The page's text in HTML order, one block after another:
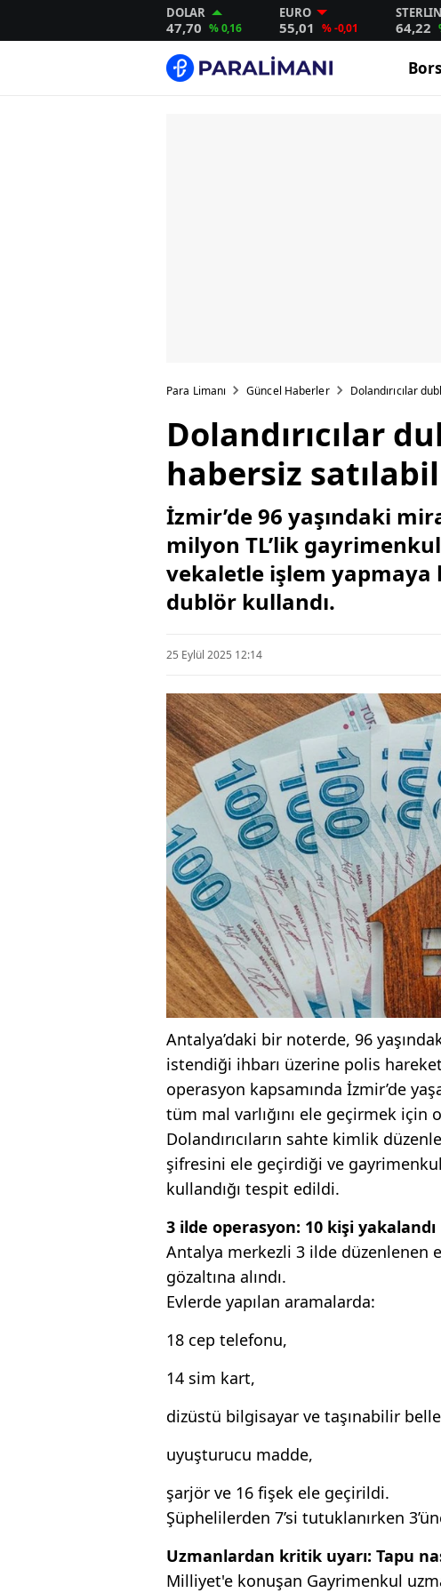
DOLAR
47,70 % 0,16
EURO
55,01 % -0,01
STERLIN
64,22
Para Limanı Güncel Haberler Dolandırıcılar
Dolandırıcılar
habersiz
İzmir’de 96 yaşındaki
milyon TL’lik
vekaletle işlem yapmaya
dublör kullandı.
25 Eylül 2025 12:14
Antalya’daki bir noterde, 96
istendiği ihbarı üzerine polis
operasyon kapsamında İzmir’de
tüm mal varlığını ele geçirmek için
Dolandırıcıların sahte kimlik
şifresini ele geçirdiği ve
kullandığı tespit edildi.
3 ilde operasyon: 10 kişi yakalandı
Antalya merkezli 3 ilde düzenlenen
gözaltına alındı.
Evlerde yapılan aramalarda:
18 cep telefonu,
14 sim kart,
dizüstü bilgisayar ve taşınabilir
uyuşturucu madde,
şarjör ve 16 fişek ele geçirildi.
Şüphelilerden 7’si tutuklanırken
Uzmanlardan kritik uyarı: Tapu
Milliyet'e konuşan Gayrimenkul